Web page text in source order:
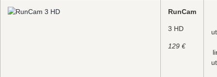
RunCam
3 HD
129 €